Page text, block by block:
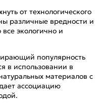
от технологического
различные вредности и
экологично и
популярность
в использовании в
материалов с
ассоциацию